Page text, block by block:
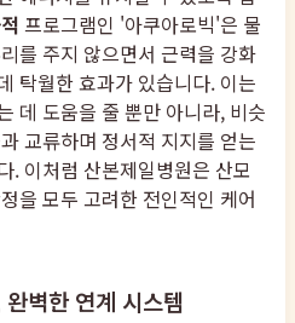
프로그램인 '아쿠아로빅'은 물
를 주지 않으면서 근력을 강화
탁월한 효과가 있습니다. 이는
데 도움을 줄 뿐만 아니라, 비슷
교류하며 정서적 지지를 얻는
. 이처럼 산본제일병원은 산모
을 모두 고려한 전인적인 케어
벽한 연계 시스템